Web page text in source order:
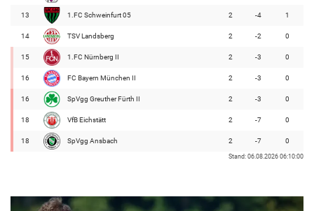
13 1.FC Schweinfurt 05 2 -4 1
14 TSV Landsberg 2 -2 0
15 1.FC Nürnberg II 2 -3 0
16 FC Bayern München II 2 -3 0
16 SpVgg Greuther Fürth II 2 -3 0
18 VfB Eichstätt 2 -7 0
18 SpVgg Ansbach 2 -7 0
Stand: 06.08.2026 06:10:00